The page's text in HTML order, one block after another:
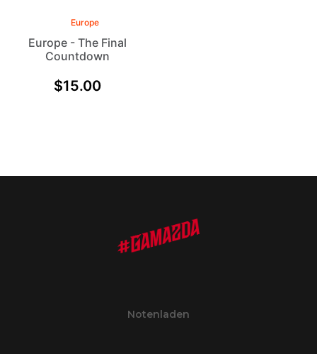
Europe
Europe - The Final
Countdown
$15.00
Notenladen